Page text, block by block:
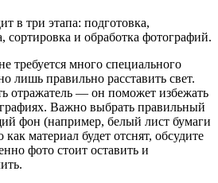
в три этапа: подготовка,
сортировка и обработка фотографий.
требуется много специального
лишь правильно расставить свет.
отражатель — он поможет избежать
Важно выбрать правильный
фон (например, белый лист бумаги
материал будет отснят, обсудите
фото стоит оставить и